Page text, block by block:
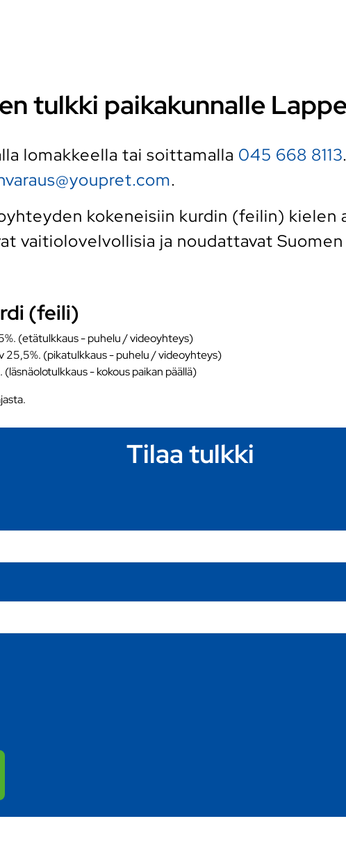
tulkki paikakunnalle
lomakkeella tai soittamalla 045 668 8113
.
kokeneisiin kurdin (feilin)
vaitiolovelvollisia ja noudattavat
(feili)
(etätulkkaus - puhelu / videoyhteys)
25,5%. (pikatulkkaus - puhelu / videoyhteys)
- kokous paikan päällä)
Tilaa tulkki